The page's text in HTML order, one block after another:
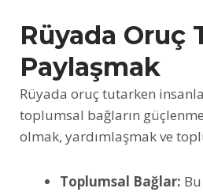
Rüyada Oruç
Paylaşmak
Rüyada oruç tutarken
toplumsal bağların
olmak, yardımlaşmak ve
Toplumsal Bağlar: